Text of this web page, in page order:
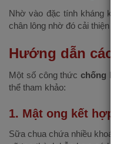
Nhờ vào đặc tính kháng
chân lông nhờ đó cải thiện
Hướng dẫn
Một số công thứcchống
thể tham khảo:
1. Mật ong kết
Sữa chua chứa nhiều